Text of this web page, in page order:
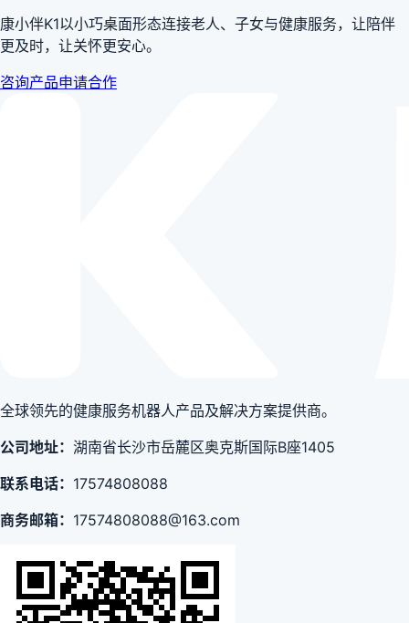
康小伴K1以小巧桌面形态连接老人、子女与健康服务，让陪伴
更及时，让关怀更安心。
咨询产品申请合作
全球领先的健康服务机器人产品及解决方案提供商。
公司地址： 湖南省长沙市岳麓区奥克斯国际B座1405
联系电话： 17574808088
商务邮箱： 17574808088@163.com